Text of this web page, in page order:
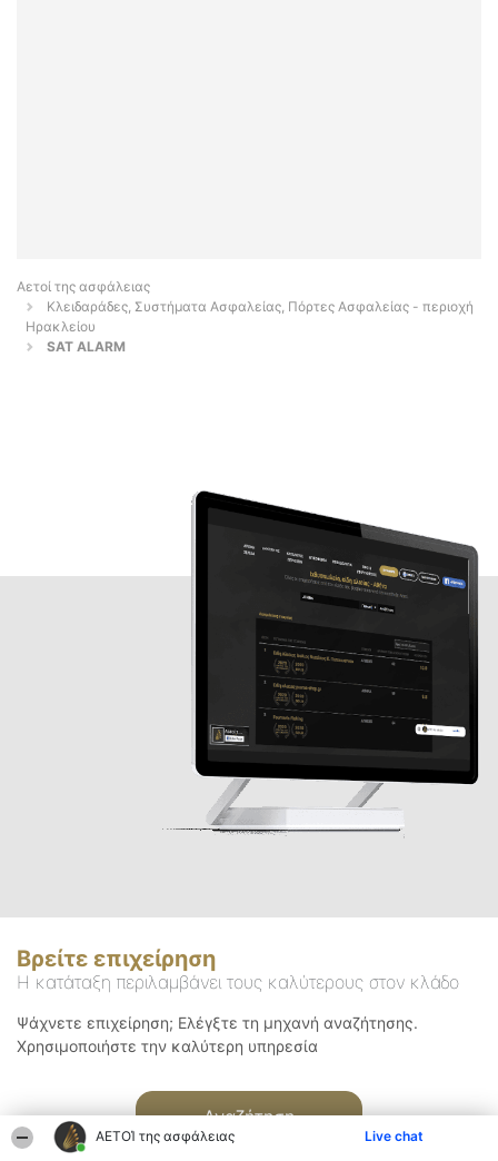
ΑΕΤΟΊ της ασφάλειας Live chat
Αετοί της ασφάλειας
Κλειδαράδες, Συστήματα Ασφαλείας, Πόρτες Ασφαλείας - περιοχή
Ηρακλείου
SAT ALARM
Βρείτε επιχείρηση
Η κατάταξη περιλαμβάνει τους καλύτερους στον κλάδο
Ψάχνετε επιχείρηση; Ελέγξτε τη μηχανή αναζήτησης.
Χρησιμοποιήστε την καλύτερη υπηρεσία
Αναζήτηση